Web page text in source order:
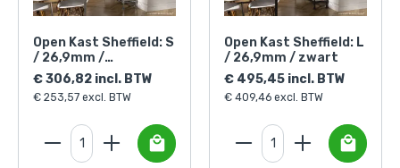
Open Kast Sheffield: S
/ 26,9mm /
zilverkleurig
€ 306,82 incl. BTW
€ 253,57 excl. BTW
Open Kast Sheffield: L
/ 26,9mm / zwart
€ 495,45 incl. BTW
€ 409,46 excl. BTW